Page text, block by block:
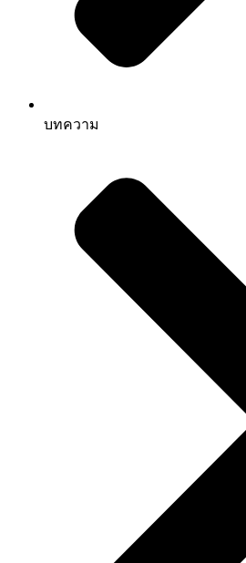
บทความ